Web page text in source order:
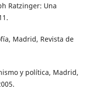
Ratzinger: Una
Madrid, Revista de
y política, Madrid,